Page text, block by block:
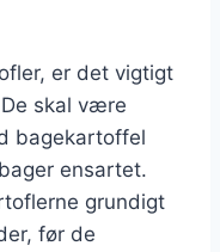
er det vigtigt
skal være
bagekartoffel
ensartet.
grundigt
før de